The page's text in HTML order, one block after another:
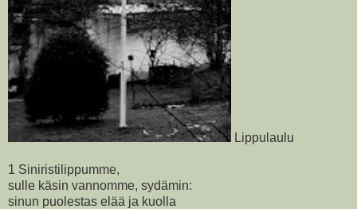
Lippulaulu
1 Siniristilippumme,
sulle käsin vannomme, sydämin:
sinun puolestas elää ja kuolla